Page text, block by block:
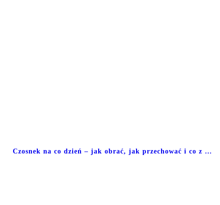
Czosnek na co dzień – jak obrać, jak przechować i co z …